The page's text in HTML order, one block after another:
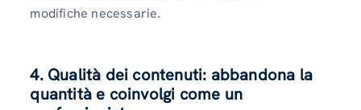
modifiche necessarie.
4. Qualità dei contenuti: abbandona la
quantità e coinvolgi come un